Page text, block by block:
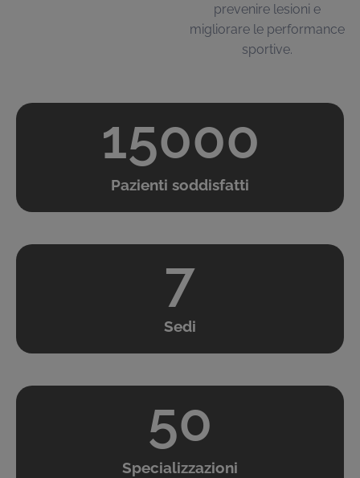
prevenire lesioni e
migliorare le performance
sportive.
Specializzazioni
50
Sedi
7
Pazienti soddisfatti
15000